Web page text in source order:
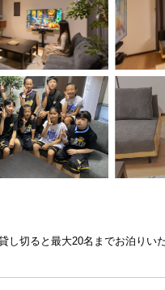
切ると最大20名までお泊りいた